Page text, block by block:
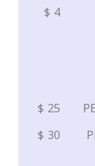
4 $
25 $
30 $